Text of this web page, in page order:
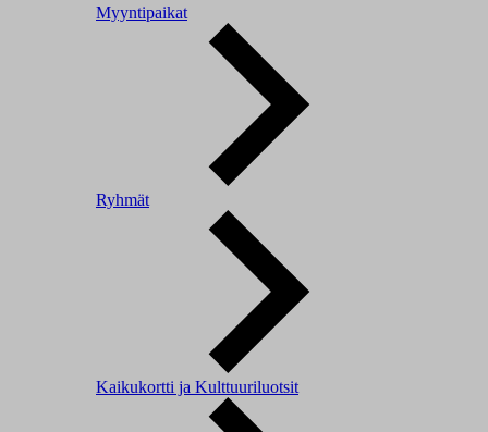
Myyntipaikat
Ryhmät
Kaikukortti ja Kulttuuriluotsit